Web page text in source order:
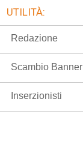
UTILITÀ:
Redazione
Scambio Banner
Inserzionisti